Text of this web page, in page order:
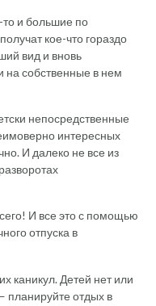
и большие по
кое-что гораздо
вид и вновь
на собственные в нем
непосредственные
интересных
И далеко не все из
И все это с помощью
отпуска в
каникул. Детей нет или
планируйте отдых в